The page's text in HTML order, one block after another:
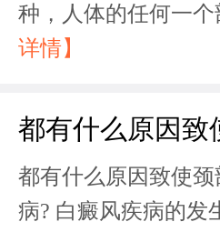
种，人体的任何一个
详情】
都有什么原因致使
病? 白癜风疾病的发